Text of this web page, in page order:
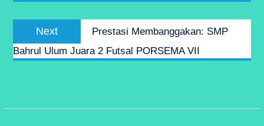
Next
post:
Prestasi Membanggakan: SMP
Bahrul Ulum Juara 2 Futsal PORSEMA VII